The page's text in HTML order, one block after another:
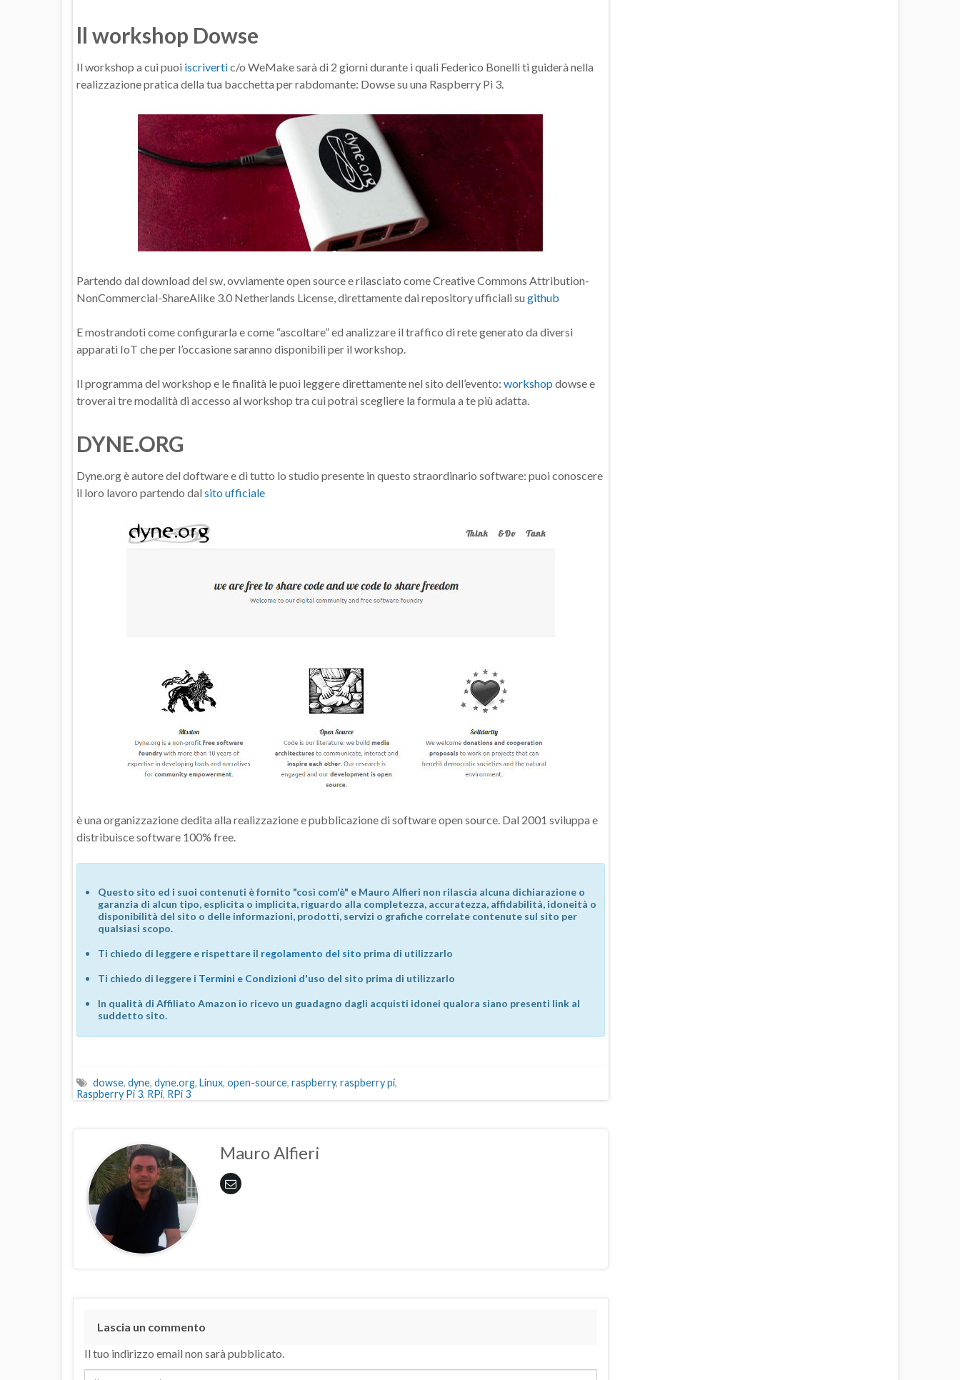
ll workshop Dowse
Il workshop a cui puoi iscrivertic/o WeMake sarà di 2 giorni durante i quali Federico Bonelli ti guiderà nella
realizzazione pratica della tua bacchetta per rabdomante: Dowse su una Raspberry Pi 3.
Partendo dal download del sw, ovviamente open source e rilasciato come Creative Commons Attribution-
NonCommercial-ShareAlike 3.0 Netherlands License, direttamente dai repository ufficiali su github
E mostrandoti come configurarla e come “ascoltare” ed analizzare il traffico di rete generato da diversi
apparati IoT che per l’occasione saranno disponibili per il workshop.
Il programma del workshop e le finalità le puoi leggere direttamente nel sito dell’evento: workshop dowse e
troverai tre modalità di accesso al workshop tra cui potrai scegliere la formula a te più adatta.
DYNE.ORG
Dyne.org è autore del doftware e di tutto lo studio presente in questo straordinario software: puoi conoscere
il loro lavoro partendo dal sito ufficiale
è una organizzazione dedita alla realizzazione e pubblicazione di software open source. Dal 2001 sviluppa e
distribuisce software 100% free.
Questo sito ed i suoi contenuti è fornito "così com'è" e Mauro Alfieri non rilascia alcuna dichiarazione o
garanzia di alcun tipo, esplicita o implicita, riguardo alla completezza, accuratezza, affidabilità, idoneità o
disponibilità del sito o delle informazioni, prodotti, servizi o grafiche correlate contenute sul sito per
qualsiasi scopo.
Ti chiedo di leggere e rispettare il regolamento del sito prima di utilizzarlo
Ti chiedo di leggere i Termini e Condizioni d'uso del sito prima di utilizzarlo
In qualità di Affiliato Amazon io ricevo un guadagno dagli acquisti idonei qualora siano presenti link al
suddetto sito.
dowse, dyne, dyne.org, Linux, open-source, raspberry, raspberry pi,
Raspberry Pi 3, RPi, RPi 3
Mauro Alfieri
Lascia un commento
Il tuo indirizzo email non sarà pubblicato.